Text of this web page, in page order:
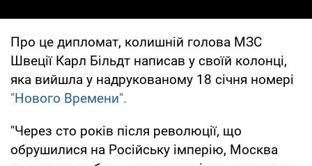
Про це дипломат, колишній голова МЗС
Швеції Карл Більдт написав у своїй колонці,
яка вийшла у надрукованому 18 січня номері
"Нового Времени".
"Через сто років після революції, що
обрушилися на Російську імперію, Москва